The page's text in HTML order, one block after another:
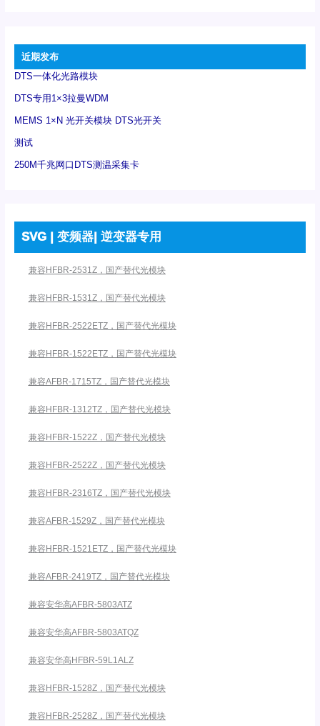
近期发布
DTS一体化光路模块
DTS专用1×3拉曼WDM
MEMS 1×N 光开关模块 DTS光开关
测试
250M千兆网口DTS测温采集卡
SVG | 变频器| 逆变器专用
兼容HFBR-2531Z，国产替代光模块
兼容HFBR-1531Z，国产替代光模块
兼容HFBR-2522ETZ，国产替代光模块
兼容HFBR-1522ETZ，国产替代光模块
兼容AFBR-1715TZ，国产替代光模块
兼容HFBR-1312TZ，国产替代光模块
兼容HFBR-1522Z，国产替代光模块
兼容HFBR-2522Z，国产替代光模块
兼容HFBR-2316TZ，国产替代光模块
兼容AFBR-1529Z，国产替代光模块
兼容HFBR-1521ETZ，国产替代光模块
兼容AFBR-2419TZ，国产替代光模块
兼容安华高AFBR-5803ATZ
兼容安华高AFBR-5803ATQZ
兼容安华高HFBR-59L1ALZ
兼容HFBR-1528Z，国产替代光模块
兼容HFBR-2528Z，国产替代光模块